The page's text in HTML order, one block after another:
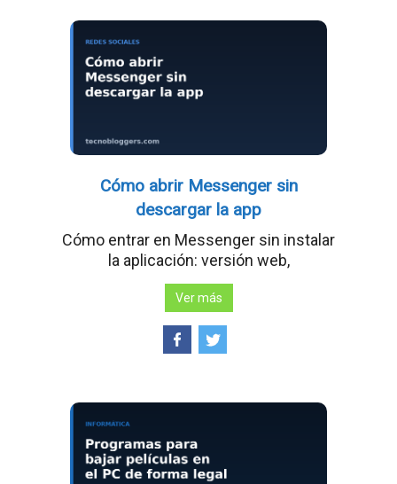
Cómo abrir Messenger sin
descargar la app
Cómo entrar en Messenger sin instalar
la aplicación: versión web,
Ver más